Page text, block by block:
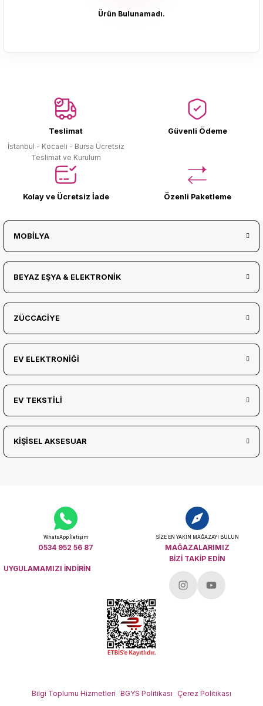
Ürün Bulunamadı.
Teslimat
İstanbul - Kocaeli - Bursa Ücretsiz
Teslimat ve Kurulum
Güvenli Ödeme
Kolay ve Ücretsiz İade Özenli Paketleme
MOBİLYA
BEYAZ EŞYA & ELEKTRONİK
ZÜCCACİYE
EV ELEKTRONİĞİ
EV TEKSTİLİ
KİŞİSEL AKSESUAR
WhatsApp İletişim
0534 952 56 87
SİZE EN YAKIN MAĞAZAYI BULUN
MAĞAZALARIMIZ
UYGULAMAMIZI İNDİRİN
BİZİ TAKİP EDİN
Bilgi Toplumu Hizmetleri BGYS Politikası Çerez Politikası